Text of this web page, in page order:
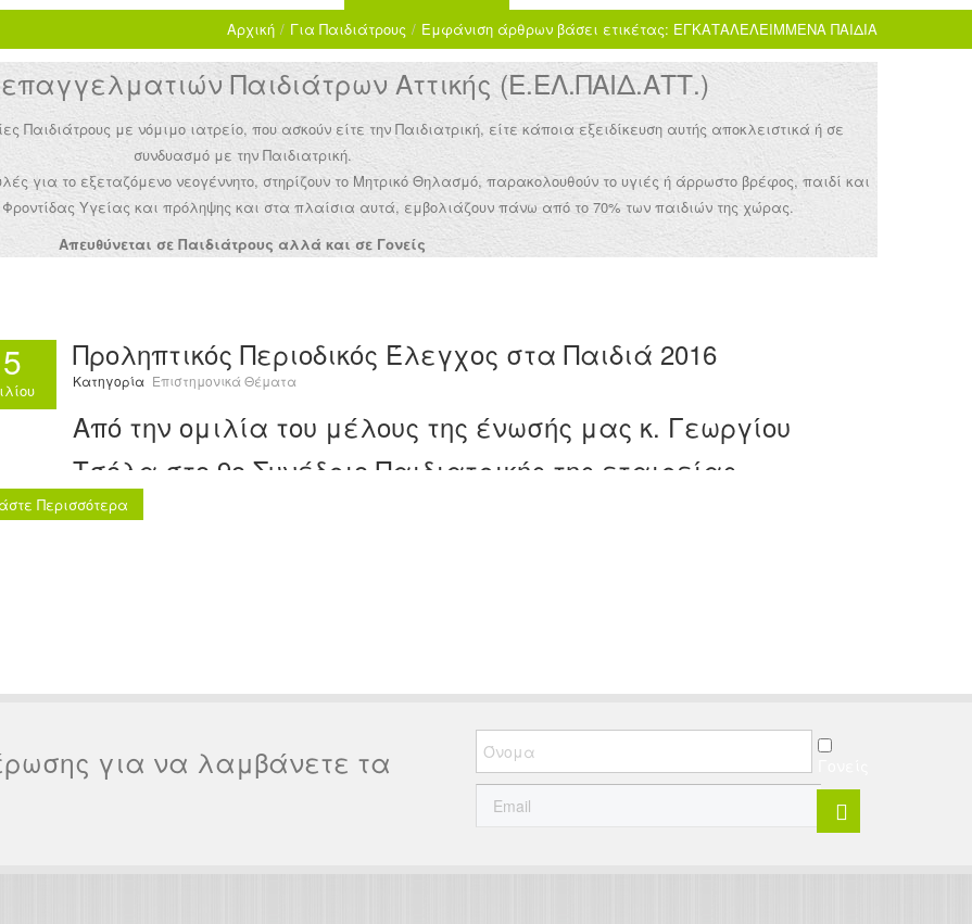
Αρχική / Για Παιδιάτρους / Εμφάνιση άρθρων βάσει ετικέτας: ΕΓΚΑΤΑΛΕΛΕΙΜΜΕΝΑ ΠΑΙΔΙΑ
Παιδιάτρων Αττικής (Ε.ΕΛ.ΠΑΙΔ.ΑΤΤ.)
με νόμιμο ιατρείο, που ασκούν είτε την Παιδιατρική, είτε κάποια εξειδίκευση αυτής αποκλειστικά ή σε
συνδυασμό με την Παιδιατρική.
για το εξεταζόμενο νεογέννητο, στηρίζουν το Μητρικό Θηλασμό, παρακολουθούν το υγιές ή άρρωστο βρέφος, παιδί και
Υγείας και πρόληψης και στα πλαίσια αυτά, εμβολιάζουν πάνω από το 70% των παιδιών της χώρας.
Απευθύνεται σε Παιδιάτρους αλλά και σε Γονείς
Προληπτικός Περιοδικός Έλεγχος στα Παιδιά 2016
Κατηγορία Επιστημονικά Θέματα
Από την ομιλία του μέλους της ένωσής μας κ. Γεωργίου
Τσόλα στο 9ο Συνέδριο Παιδιατρικής της εταιρείας
συνεχιζόμενης εκπαίδευσης στην παιδιατρική.
Περισσότερα
για να λαμβάνετε τα